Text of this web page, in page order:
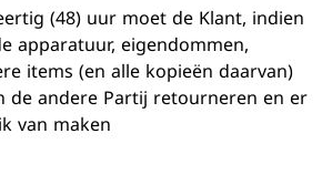
(48) uur moet de Klant, indien
apparatuur, eigendommen,
items (en alle kopieën daarvan)
de andere Partij retourneren en er
van maken